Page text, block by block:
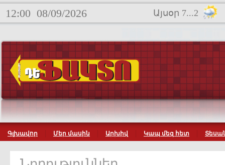
12:00 08/09/2026 Այսօր 7...2
Գլխավոր Մեր մասին Արխիվ Կապ մեզ հետ